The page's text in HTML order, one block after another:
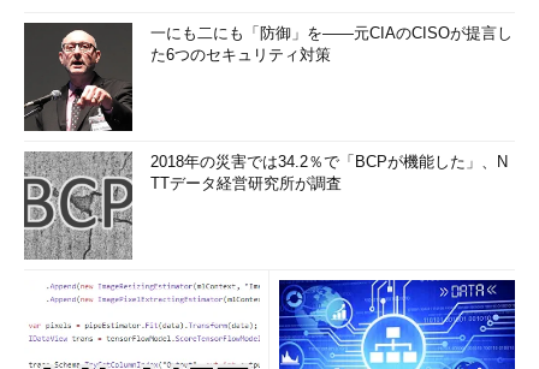
一にも二にも「防御」を――元CIAのCISOが提言し
た6つのセキュリティ対策
2018年の災害では34.2％で「BCPが機能した」、N
TTデータ経営研究所が調査